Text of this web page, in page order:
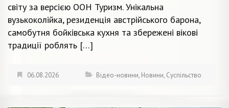
світу за версією ООН Туризм. Унікальна
вузькоколійка, резиденція австрійського барона,
самобутня бойківська кухня та збережені вікові
традиції роблять […]
06.08.2026 Відео-новини, Новини, Суспільство